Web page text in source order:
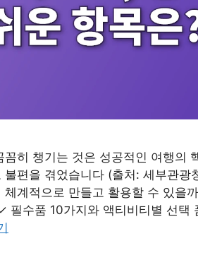
히 챙기는 것은 성공적인 여행의
편을 겪었습니다 (출처: 세부관
계적으로 만들고 활용할 수 있을
필수품 10가지와 액티비티별 선택